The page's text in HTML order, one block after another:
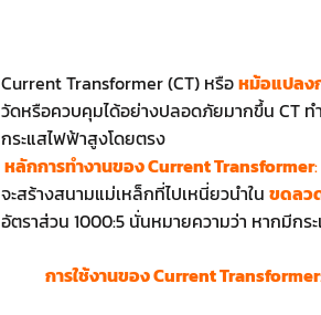
Current Transformer (CT) หรือหม้อแปลง
วัดหรือควบคุมได้อย่างปลอดภัยมากขึ้น CT
กระแสไฟฟ้าสูงโดยตรง
หลักการทำงานของ Current Transformer:
จะสร้างสนามแม่เหล็กที่ไปเหนี่ยวนำในขดลว
อัตราส่วน 1000:5 นั่นหมายความว่า หากมีก
การใช้งานของ Current Transformer